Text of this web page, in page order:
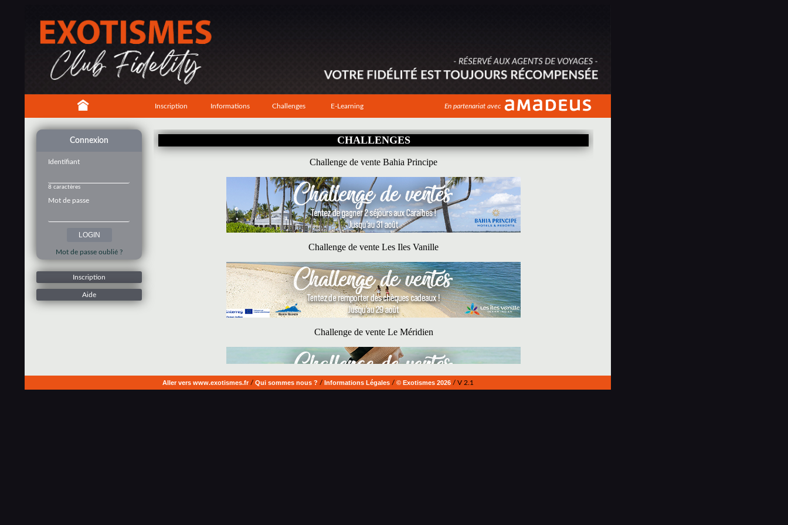
Inscription Informations Challenges E-Learning En partenariat avec
Connexion
Identifiant
8 caractères
Mot de passe
Mot de passe oublié ?
Inscription
Aide
Aller vers www.exotismes.fr/ Qui sommes nous ? / Informations Légales/ © Exotismes 2026/ V 2.1